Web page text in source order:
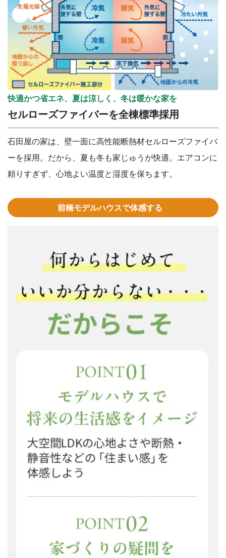
快適かつ省エネ、夏は涼しく、冬は暖かな家を
セルローズファイバーを全棟標準採用
石田屋の家は、壁一面に高性能断熱材セルローズファイバ
ーを採用。だから、夏も冬も家じゅうが快適。エアコンに
頼りすぎず、心地よい温度と湿度を保ちます。
前橋モデルハウスで体感する